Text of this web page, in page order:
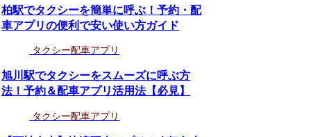
柏駅でタクシーを簡単に呼ぶ！予約・配
車アプリの便利で安い使い方ガイド
タクシー配車アプリ
旭川駅でタクシーをスムーズに呼ぶ方
法！予約＆配車アプリ活用法【必見】
タクシー配車アプリ